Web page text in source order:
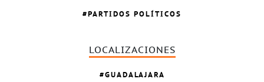
PARTIDOS POLÍTICOS
LOCALIZACIONES
GUADALAJARA